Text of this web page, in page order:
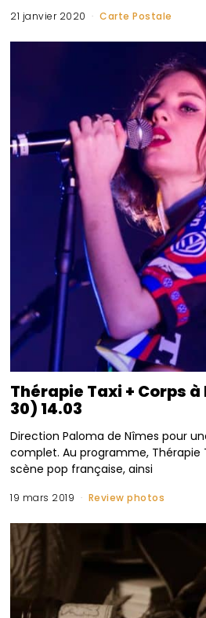
21 janvier 2020 Carte Postale
Thérapie Taxi + Corps
30) 14.03
Direction Paloma de Nîmes pour
complet. Au programme, Thérapie
scène pop française, ainsi
19 mars 2019 Review photos